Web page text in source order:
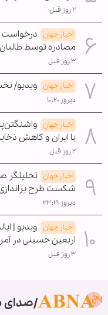
۲ روز قبل
اخبار جهان درخواست
مصادره توسط طالبان
۳ روز قبل
اخبار جهان ویدیو/
دیروز ۱۰:۲۰
اخبار جهان
با ایران و کاهش
۲ روز قبل
اخبار جهان تحلیلگر
شکست طرح براندازی
دیروز ۲۳:۲۱
اخبار جهان ویدیو |
اربعین حسینی در
۳ روز قبل
صدای